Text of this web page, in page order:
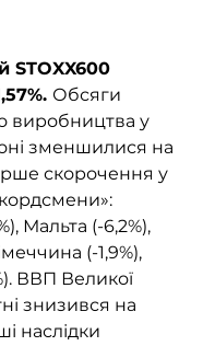
STOXX600
Обсяги
виробництва у
зменшилися на
скорочення у
Мальта (-6,2%),
(-1,9%),
ВВП Великої
знизився на
наслідки